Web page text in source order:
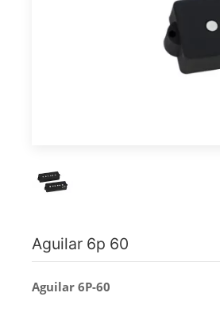
Aguilar 6p 60
Aguilar 6P-60